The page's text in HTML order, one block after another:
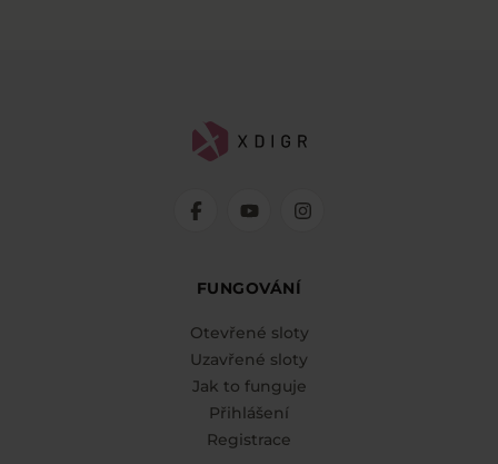
FUNGOVÁNÍ
Otevřené sloty
Uzavřené sloty
Jak to funguje
Přihlášení
Registrace